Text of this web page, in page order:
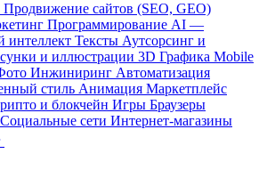
Продвижение сайтов (SEO, GEO)
Программирование AI —
интеллект Тексты Аутсорсинг и
и иллюстрации 3D Графика Mobile
Инжиниринг Автоматизация
стиль Анимация Маркетплейс
и блокчейн Игры Браузеры
Социальные сети Интернет-магазины